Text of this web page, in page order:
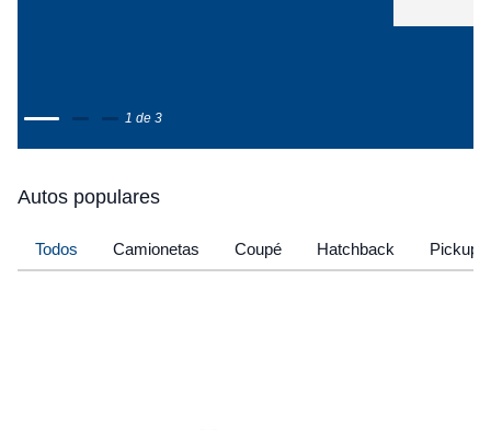
1 de 3
Autos populares
Todos Camionetas Coupé Hatchback Pickup